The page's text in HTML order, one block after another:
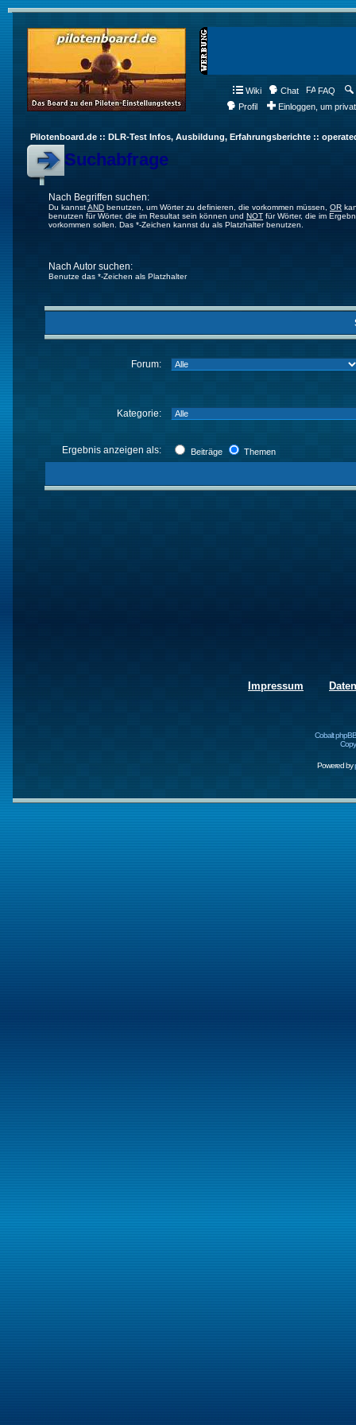
Wiki Chat FAQ
Profil
Einloggen, um
Pilotenboard.de :: DLR-Test Infos, Ausbildung, Erfahrungsberichte ::
Suchabfrage
Nach Begriffen suchen:
Du kannstAND benutzen, um Wörter zu definieren, die vorkommen müssen, OR
benutzen für Wörter, die im Resultat sein können und NOT für Wörter, die im
vorkommen sollen. Das *-Zeichen kannst du als Platzhalter benutzen.
Nach Autor suchen:
Benutze das *-Zeichen als Platzhalter
Forum:
Kategorie:
Ergebnis anzeigen als: Beiträge Themen
Impressum
Cobalt
Powered by